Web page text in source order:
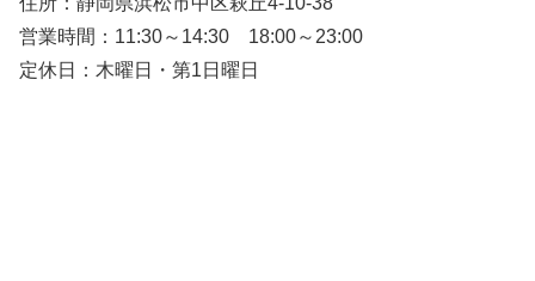
営業時間：11:30～14:30 18:00～23:00
定休日：木曜日・第1日曜日